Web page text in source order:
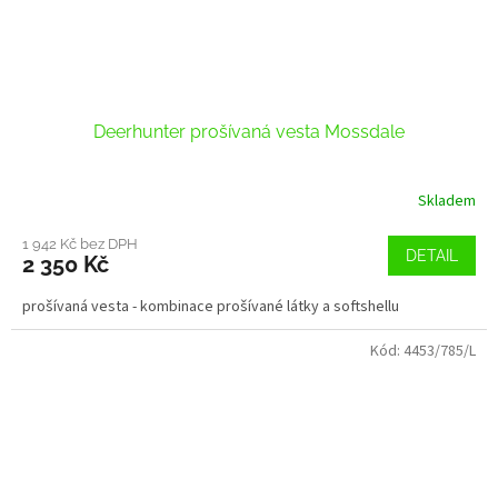
Deerhunter prošívaná vesta Mossdale
Skladem
1 942 Kč bez DPH
2 350 Kč DETAIL
prošívaná vesta - kombinace prošívané látky a softshellu
Kód: 4453/785/L